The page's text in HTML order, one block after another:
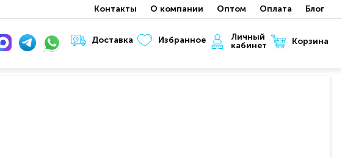
Контакты О компании Оптом Оплата Блог
Доставка Избранное
Личный
кабинет
Корзина